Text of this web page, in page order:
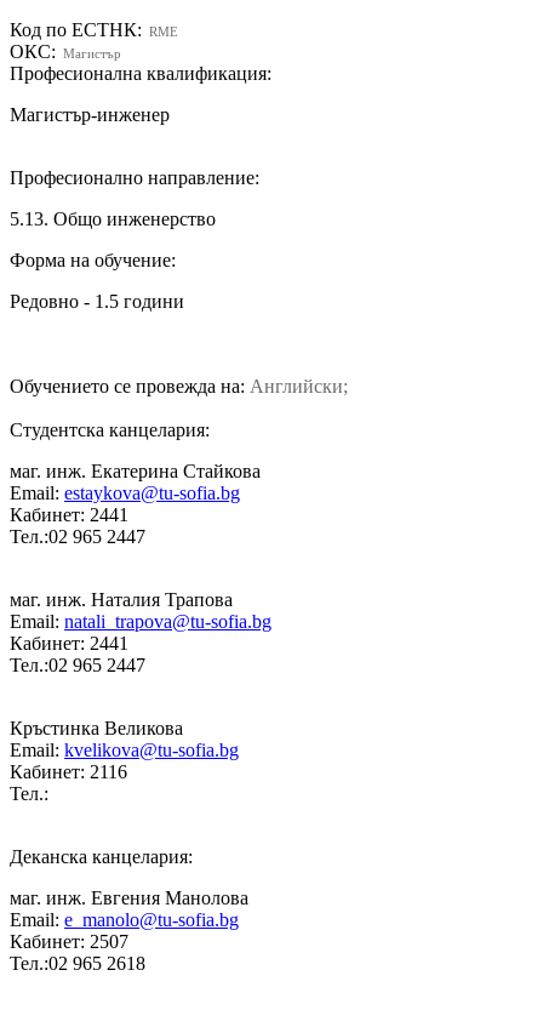
Код по ЕСТНК: RME
ОКС: Магистър
Професионална квалификация:
Магистър-инженер
Професионално направление:
5.13. Общо инженерство
Форма на обучение:
Редовно - 1.5 години
Обучението се провежда на: Английски;
Студентска канцелария:
маг. инж. Екатерина Стайкова
Email: estaykova@tu-sofia.bg
Кабинет: 2441
Тел.:02 965 2447
маг. инж. Наталия Трапова
Email: natali_trapova@tu-sofia.bg
Кабинет: 2441
Тел.:02 965 2447
Кръстинка Великова
Email: kvelikova@tu-sofia.bg
Кабинет: 2116
Тел.:
Деканска канцелария:
маг. инж. Евгения Манолова
Email: e_manolo@tu-sofia.bg
Кабинет: 2507
Тел.:02 965 2618